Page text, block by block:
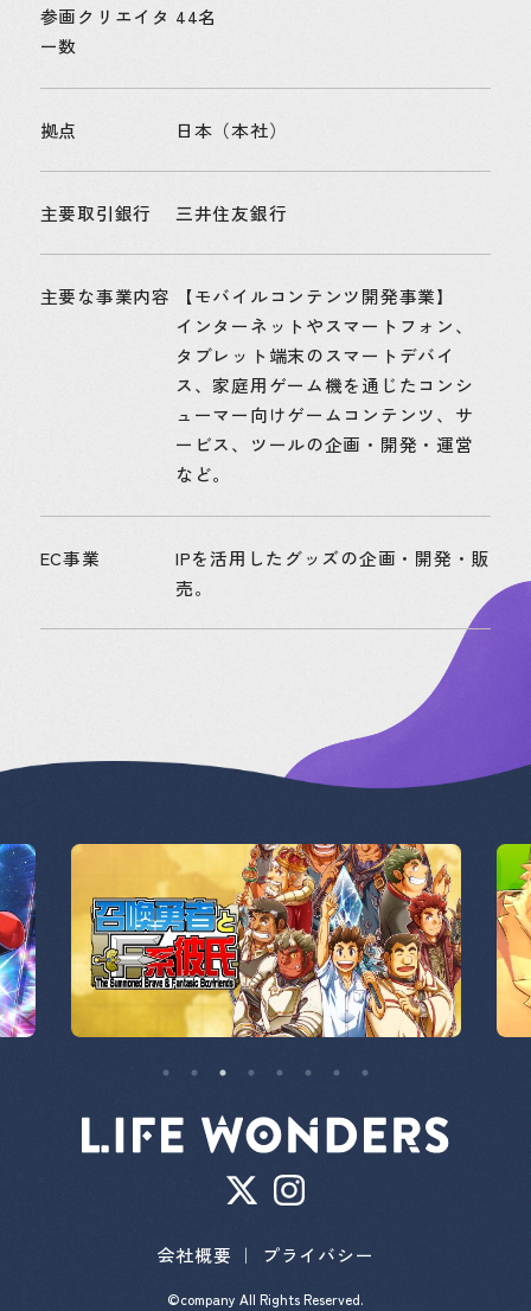
参画クリエイタ
ー数
44名
拠点 日本（本社）
主要取引銀行 三井住友銀行
主要な事業内容
【モバイルコンテンツ開発事業】
インターネットやスマートフォン、
タブレット端末のスマートデバイ
ス、家庭用ゲーム機を通じたコンシ
ューマー向けゲームコンテンツ、サ
ービス、ツールの企画・開発・運営
など。
EC事業
IPを活用したグッズの企画・開発・販
売。
会社概要 ｜ プライバシー
©company All Rights Reserved.